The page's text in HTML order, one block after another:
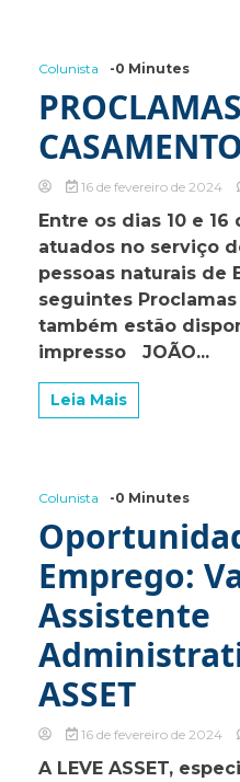
Colunista -0 Minutes
16 de fevereiro de 2024
Entre os dias 10 e
atuados no serviço
pessoas naturais de
seguintes
também estão
impresso JOÃO...
Leia Mais
Colunista -0 Minutes
Emprego:
Assistente
ASSET
16 de fevereiro de 2024
A LEVE ASSET,